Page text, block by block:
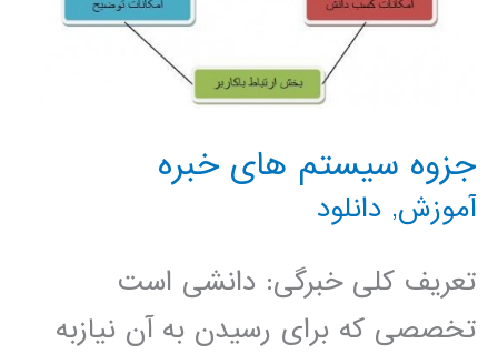
جزوه سیستم های خبره
آموزش, دانلود
تعریف کلی خبرگی: دانشی است
تخصصی که برای رسیدن به آن نیازبه